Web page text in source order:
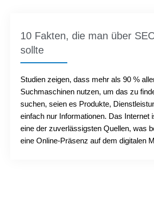
10 Fakten, die man über
sollte
Studien zeigen, dass mehr als 90 %
Suchmaschinen nutzen, um das zu
suchen, seien es Produkte,
einfach nur Informationen. Das Internet
eine der zuverlässigsten Quellen, was
eine Online-Präsenz auf dem digitalen